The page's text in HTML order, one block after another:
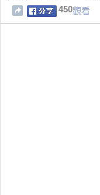
知道！
450觀看